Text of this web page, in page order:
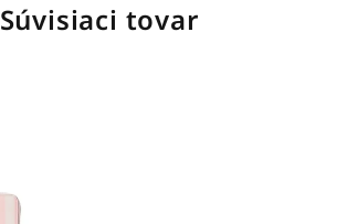
Súvisiaci tovar